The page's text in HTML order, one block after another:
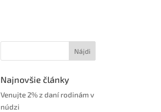
Najnovšie články
Venujte 2% z daní rodinám v
núdzi